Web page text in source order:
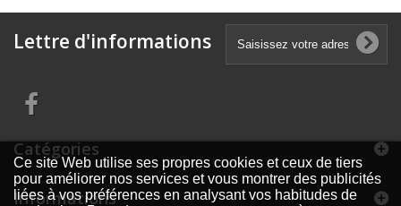
Lettre d'informations
Catégories
Informations
Ce site Web utilise ses propres cookies et ceux de tiers
pour améliorer nos services et vous montrer des publicités
liées à vos préférences en analysant vos habitudes de